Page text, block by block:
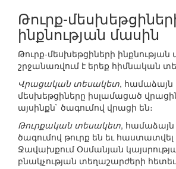
Թուրք-
ինքնության մասին
Թուրք-մեսխեթցիների ինքնության
շրջանառվում է երեք հիմնական
Վրացական տեսակետ, համաձայն
մեսխեթցիները իսլամացած
այսինքն` ծագումով վրացի են։
Թուրքական տեսակետ, համաձայն
ծագումով թուրք են եւ
Ջավախքում Օսմանյան
բնակչության տեղաշարժերի